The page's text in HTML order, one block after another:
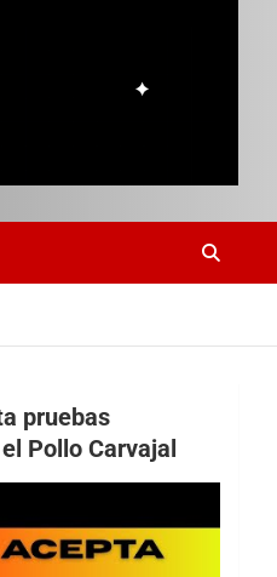
pruebas
Pollo Carvajal